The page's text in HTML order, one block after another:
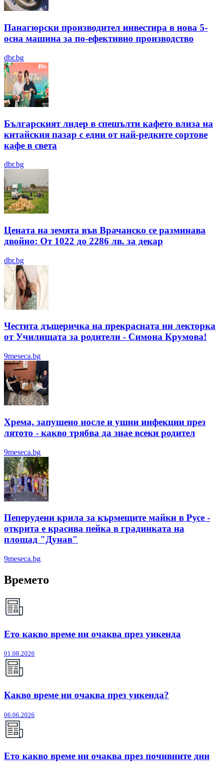
Панагюрски производител инвестира в нова 5-
осна машина за по-ефективно производство
dbr.bg
Българският лидер в спешълти кафето влиза на
китайския пазар с едни от най-редките сортове
кафе в света
dbr.bg
Цената на земята във Врачанско се разминава
двойно: От 1022 до 2286 лв. за декар
dbr.bg
Честита дъщеричка на прекрасната ни лекторка
от Училищата за родители - Симона Крумова!
9meseca.bg
Хрема, запушено носле и ушни инфекции през
лятотo - какво трябва да знае всеки родител
9meseca.bg
Пеперудени крила за кърмещите майки в Русе -
открита е красива пейка в градинката на
площад "Дунав"
9meseca.bg
Времето
Ето какво време ни очаква през уикенда
01.08.2026
Какво време ни очаква през уикенда?
06.06.2026
Ето какво време ни очаква през почивните дни